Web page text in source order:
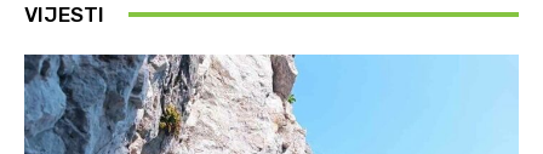
VIJESTI